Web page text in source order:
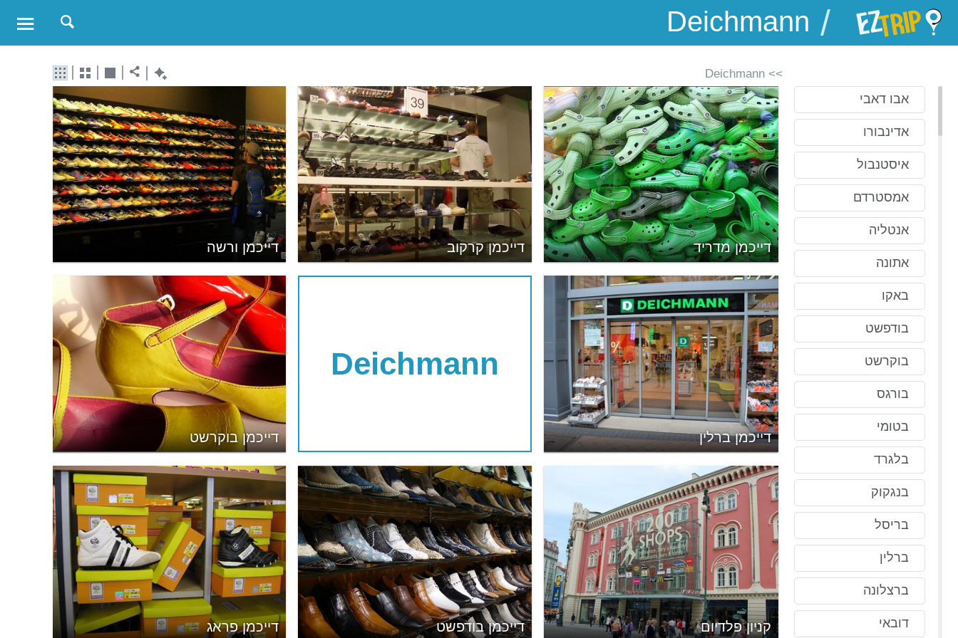
EZTrip
/
אבו דאבי
אדינבורו
איסטנבול
אמסטרדם
אנטליה
אתונה
באקו
בודפשט
בוקרשט
בורגס
בטומי
בלגרד
בנגקוק
בריסל
ברלין
ברצלונה
דובאי
>> Deichmann
דייכמן ורשה דייכמן קרקוב דייכמן מדריד
דייכמן בוקרשט
Deichmann
דייכמן ברלין
דייכמן פראג דייכמן בודפשט קניון פלדיום